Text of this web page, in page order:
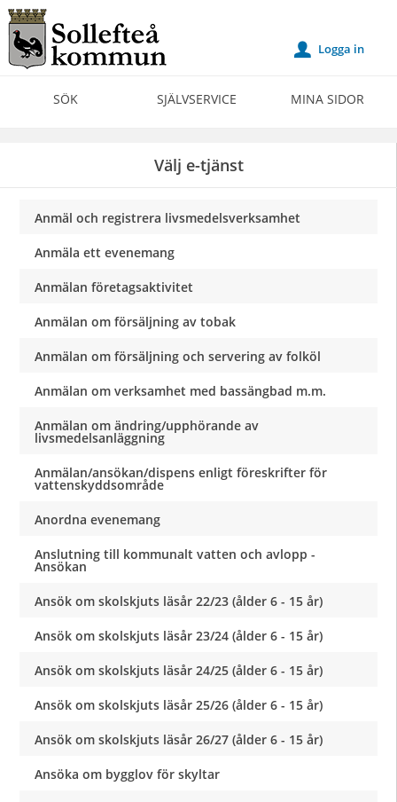
Välkommen
till
Självservice
Sollefteå
SÖK SJÄLVSERVICE MINA SIDOR
u Logga in
Välj e-tjänst
Anmäl och registrera livsmedelsverksamhet
Anmäla ett evenemang
Anmälan företagsaktivitet
Anmälan om försäljning av tobak
Anmälan om försäljning och servering av folköl
Anmälan om verksamhet med bassängbad m.m.
Anmälan om ändring/upphörande av
livsmedelsanläggning
Anmälan/ansökan/dispens enligt föreskrifter för
vattenskyddsområde
Anordna evenemang
Anslutning till kommunalt vatten och avlopp -
Ansökan
Ansök om skolskjuts läsår 22/23 (ålder 6 - 15 år)
Ansök om skolskjuts läsår 23/24 (ålder 6 - 15 år)
Ansök om skolskjuts läsår 24/25 (ålder 6 - 15 år)
Ansök om skolskjuts läsår 25/26 (ålder 6 - 15 år)
Ansök om skolskjuts läsår 26/27 (ålder 6 - 15 år)
Ansöka om bygglov för skyltar